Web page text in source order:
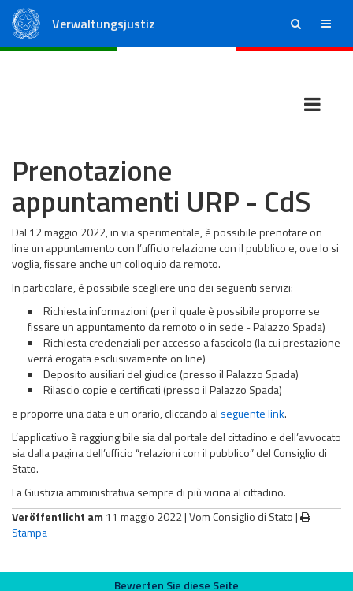
Verwaltungsjustiz ricerca menu
Prenotazione
appuntamenti URP - CdS
Dal 12 maggio 2022, in via sperimentale, è possibile prenotare on
line un appuntamento con l’ufficio relazione con il pubblico e, ove lo si
voglia, fissare anche un colloquio da remoto.
In particolare, è possibile scegliere uno dei seguenti servizi:
Richiesta informazioni (per il quale è possibile proporre se
fissare un appuntamento da remoto o in sede - Palazzo Spada)
Richiesta credenziali per accesso a fascicolo (la cui prestazione
verrà erogata esclusivamente on line)
Deposito ausiliari del giudice (presso il Palazzo Spada)
Rilascio copie e certificati (presso il Palazzo Spada)
e proporre una data e un orario, cliccando al seguente link.
L’applicativo è raggiungibile sia dal portale del cittadino e dell’avvocato
sia dalla pagina dell’ufficio “relazioni con il pubblico” del Consiglio di
Stato.
La Giustizia amministrativa sempre di più vicina al cittadino.
Veröffentlicht am 11 maggio 2022 |Vom Consiglio di Stato|
Stampa
Bewerten Sie diese Seite